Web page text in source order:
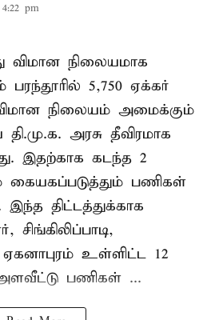
pm
விமான நிலையமாக
பரந்தூரில் 5,750 ஏக்கர்
நிலையம் அமைக்கும்
அரசு தீவிரமாக
இதற்காக கடந்த 2
பணிகள்
திட்டத்துக்காக
உள்ளிட்ட 12
பணிகள் ...